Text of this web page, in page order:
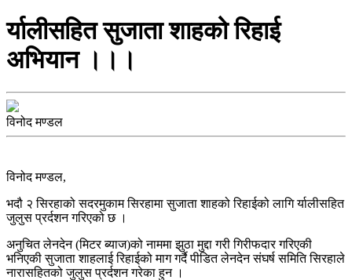
र्यालीसहित सुजाता शाहको रिहाई
अभियान ।।।
विनोद मण्डल
विनोद मण्डल,
भदौ २ सिरहाको सदरमुकाम सिरहामा सुजाता शाहको रिहाईको लागि र्यालीसहित
जुलुस प्रर्दशन गरिएको छ ।
अनुचित लेनदेन (मिटर ब्याज)को नाममा झुठा मुद्दा गरी गिरीफदार गरिएकी
भनिएकी सुजाता शाहलाई रिहाईको माग गर्दै पीडित लेनदेन संघर्ष समिति सिरहाले
नारासहितको जुलुस प्रर्दशन गरेका हुन ।